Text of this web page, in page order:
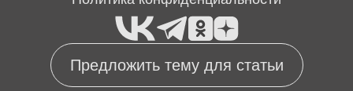
Предложить тему для статьи